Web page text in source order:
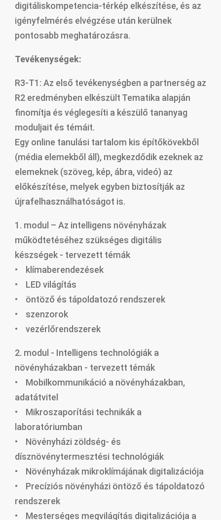
digitáliskompetencia-térkép elkészítése, és az
igényfelmérés elvégzése után kerülnek
pontosabb meghatározásra.
Tevékenységek:
R3-T1: Az első tevékenységben a partnerség az
R2 eredményben elkészült Tematika alapján
finomítja és véglegesíti a készülő tananyag
moduljait és témáit.
Egy online tanulási tartalom kis építőkövekből
(média elemekből áll), megkezdődik ezeknek az
elemeknek (szöveg, kép, ábra, videó) az
előkészítése, melyek egyben biztosítják az
újrafelhasználhatóságot is.
1. modul – Az intelligens növényházak
működtetéséhez szükséges digitális
készségek - tervezett témák
• klímaberendezések
• LED világítás
• öntöző és tápoldatozó rendszerek
• szenzorok
• vezérlőrendszerek
2. modul - Intelligens technológiák a
növényházakban - tervezett témák
• Mobilkommunikáció a növényházakban,
adatátvitel
• Mikroszaporítási technikák a
laboratóriumban
• Növényházi zöldség- és
dísznövénytermesztési technológiák
• Növényházak mikroklímájának digitalizációja
• Precíziós növényházi öntöző és tápoldatozó
rendszerek
• Mesterséges megvilágítás digitalizációja a